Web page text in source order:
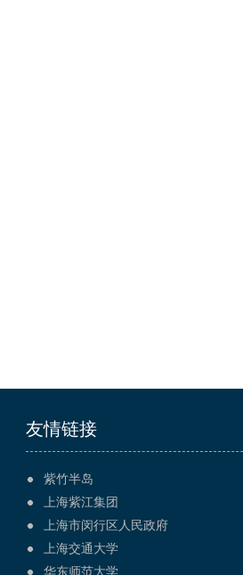
友情链接
紫竹半岛
上海紫江集团
上海市闵行区人民政府
上海交通大学
华东师范大学